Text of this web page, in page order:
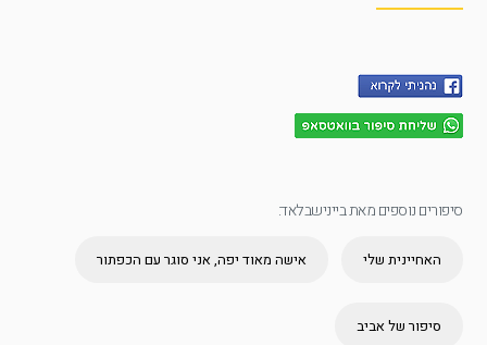
סיפורים נוספים מאת ביינישבלאד:
האחיינית שלי אישה מאוד יפה, אני סוגר עם הכפתור
סיפור של אביב